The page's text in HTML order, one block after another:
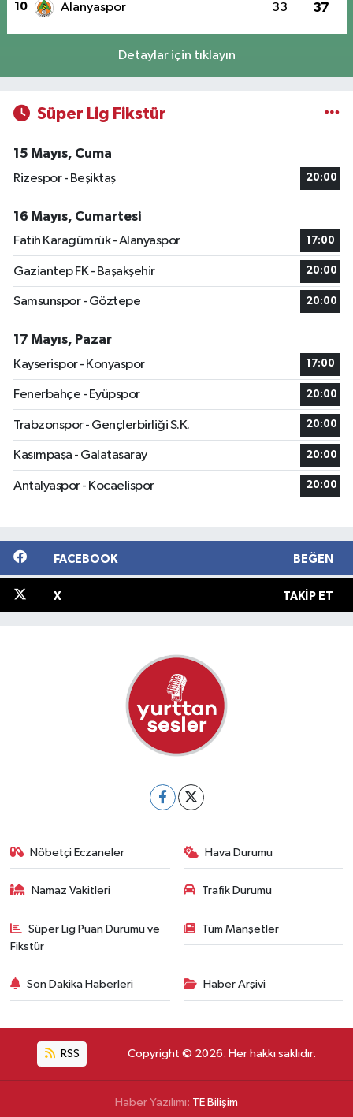
10 Alanyaspor 33 37
Detaylar için tıklayın
Süper Lig Fikstür
15 Mayıs, Cuma
Rizespor - Beşiktaş
20:00
16 Mayıs, Cumartesi
Fatih Karagümrük - Alanyaspor
17:00
Gaziantep FK - Başakşehir 20:00
Samsunspor - Göztepe 20:00
17 Mayıs, Pazar
Kayserispor - Konyaspor
17:00
Fenerbahçe - Eyüpspor 20:00
Trabzonspor - Gençlerbirliği S.K. 20:00
Kasımpaşa - Galatasaray 20:00
Antalyaspor - Kocaelispor 20:00
FACEBOOK BEĞEN
X TAKIP ET
Nöbetçi Eczaneler Hava Durumu
Namaz Vakitleri Trafik Durumu
Süper Lig Puan Durumu ve
Fikstür
Tüm Manşetler
Son Dakika Haberleri Haber Arşivi
RSS Copyright © 2026. Her hakkı saklıdır.
Haber Yazılımı: TE Bilişim